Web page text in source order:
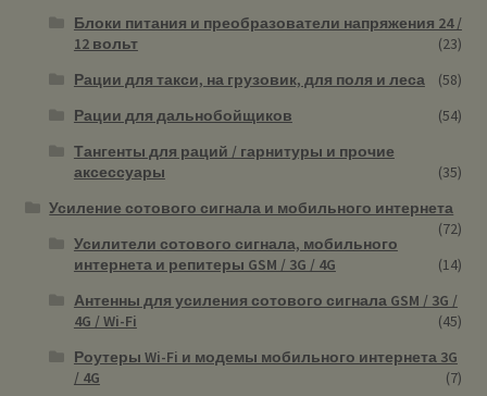
Блоки питания и преобразователи напряжения 24 /
12 вольт
(23)
Рации для такси, на грузовик, для поля и леса
(58)
Рации для дальнобойщиков
(54)
Тангенты для раций / гарнитуры и прочие
аксессуары
(35)
Усиление сотового сигнала и мобильного интернета
(72)
Усилители сотового сигнала, мобильного
интернета и репитеры GSM / 3G / 4G
(14)
Антенны для усиления сотового сигнала GSM / 3G /
4G / Wi-Fi
(45)
Роутеры Wi-Fi и модемы мобильного интернета 3G
/ 4G
(7)